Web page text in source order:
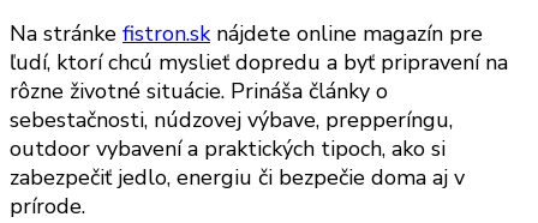
Na stránke fistron.sknájdete online magazín pre
ľudí, ktorí chcú myslieť dopredu a byť pripravení na
rôzne životné situácie. Prináša články o
sebestačnosti, núdzovej výbave, prepperíngu,
outdoor vybavení a praktických tipoch, ako si
zabezpečiť jedlo, energiu či bezpečie doma aj v
prírode.